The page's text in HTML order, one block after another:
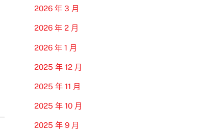
2026 年 3 月
2026 年 2 月
2026 年 1 月
2025 年 12 月
2025 年 11 月
2025 年 10 月
2025 年 9 月